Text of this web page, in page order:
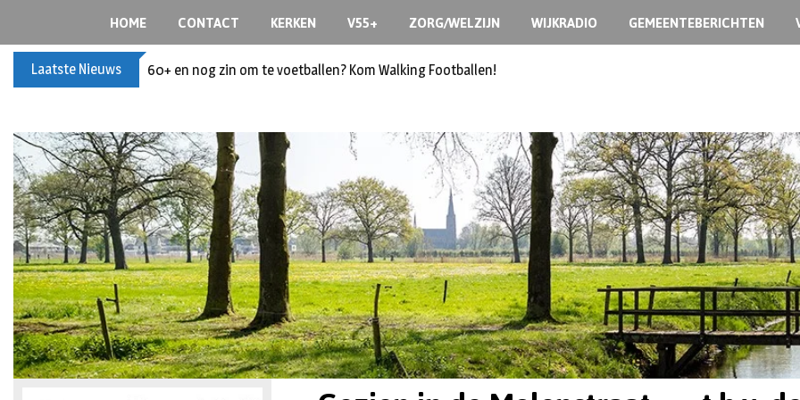
HOME CONTACT KERKEN V55+ ZORG/WELZIJN WIJKRADIO GEMEENTEBERICHTEN
Laatste Nieuws 60+ en nog zin om te voetballen? Kom Walking Footballen!